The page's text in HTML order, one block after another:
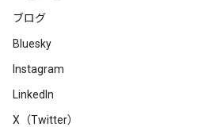
ブログ
Bluesky
Instagram
LinkedIn
X（Twitter）